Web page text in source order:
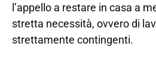
l’appello a restare in casa a
stretta necessità, ovvero di
strettamente contingenti.